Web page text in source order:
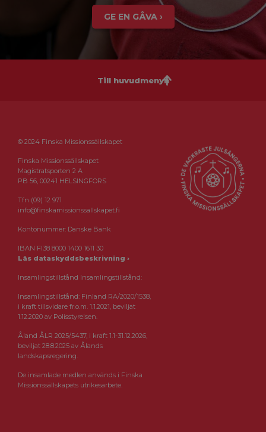
GE EN GÅVA ›
Till huvudmenyn
© 2024 Finska Missionssällskapet
Finska Missionssällskapet
Magistratsporten 2 A
PB 56, 00241 HELSINGFORS
Tfn (09) 12 971
info@finskamissionssallskapet.fi
Kontonummer: Danske Bank
IBAN FI38 8000 1400 1611 30
Läs dataskyddsbeskrivning ›
Insamlingstillstånd Insamlingstillstånd:
Insamlingstillstånd: Finland RA/2020/1538,
i kraft tillsvidare fr.o.m. 1.1.2021, beviljat
1.12.2020 av Polisstyrelsen.
Åland ÅLR 2025/5437, i kraft 1.1-31.12.2026,
beviljat 28.8.2025 av Ålands
landskapsregering.
De insamlade medlen används i Finska
Missionssällskapets utrikesarbete.